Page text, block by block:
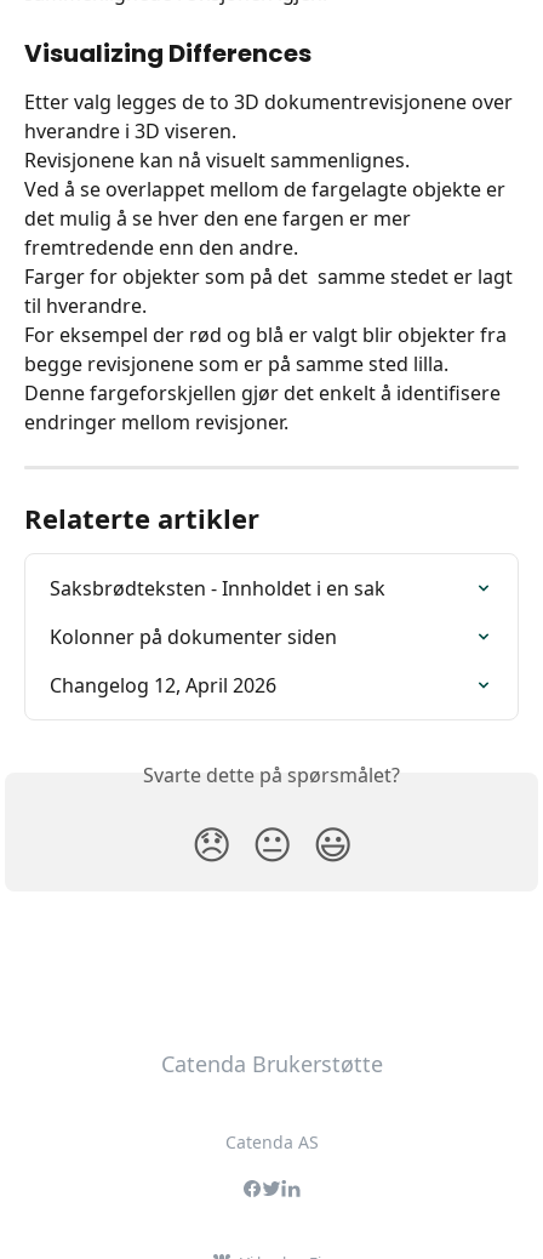
Visualizing Differences
Etter valg legges de to 3D dokumentrevisjonene over
hverandre i 3D viseren.
Revisjonene kan nå visuelt sammenlignes.
Ved å se overlappet mellom de fargelagte objekte er
det mulig å se hver den ene fargen er mer
fremtredende enn den andre.
Farger for objekter som på det  samme stedet er lagt
til hverandre.
For eksempel der rød og blå er valgt blir objekter fra
begge revisjonene som er på samme sted lilla.
Denne fargeforskjellen gjør det enkelt å identifisere
endringer mellom revisjoner.
Relaterte artikler
Saksbrødteksten - Innholdet i en sak
Kolonner på dokumenter siden
Changelog 12, April 2026
Svarte dette på spørsmålet?
😞 😐 😃
Catenda Brukerstøtte
Catenda AS